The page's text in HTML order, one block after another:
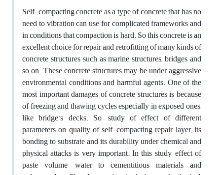
Self-compacting concrete as a type of concrete that has no
need to vibration can use for complicated frameworks and
in conditions that compaction is hard. So this concrete is an
excellent choice for repair and retrofitting of many kinds of
concrete structures such as marine structures, bridges and
so on. These concrete structures may be under aggressive
environmental conditions and harmful agents. One of the
most important damages of concrete structures is because
of freezing and thawing cycles especially in exposed ones,
like bridge’s decks. So, study of effect of different
parameters on quality of self-compacting repair layer, its
bonding to substrate and its durability under chemical and
physical attacks is very important. In this study, effect of
paste volume, water to cementitious materials and